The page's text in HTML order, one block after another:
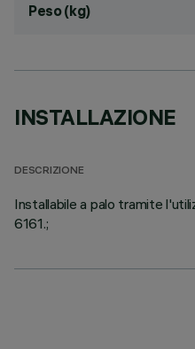
Peso (kg)
INSTALLAZIONE
DESCRIZIONE
Installabile a palo tramite
6161.;